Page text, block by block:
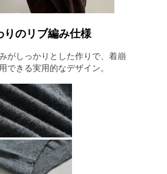
りのリブ編み仕様
がしっかりとした作りで、着崩
できる実用的なデザイン。